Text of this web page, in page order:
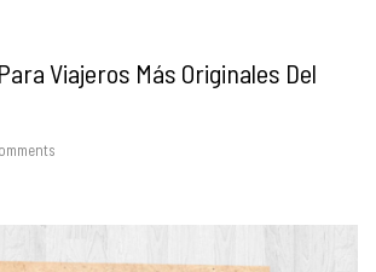
Viajeros Más Originales Del